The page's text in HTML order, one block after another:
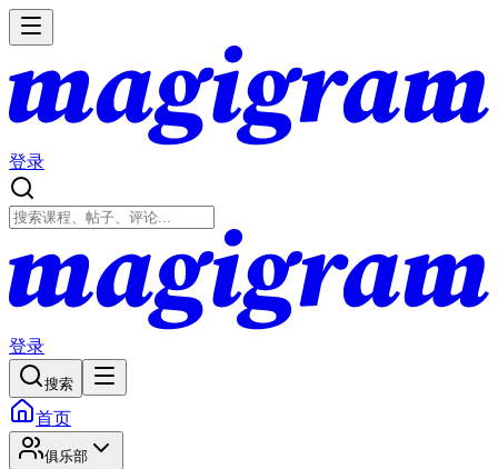
登录
登录
搜索
首页
俱乐部